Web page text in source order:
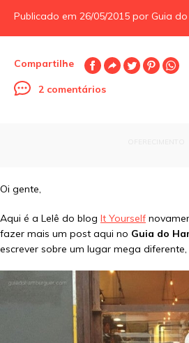
Publicado em 26/05/2015 por Guia
Compartilhe
2 comentários
Oi gente,
Aqui é a Lelê do blog It Yourself
fazer mais um post aqui no Guia do
escrever sobre um lugar mega diferente,